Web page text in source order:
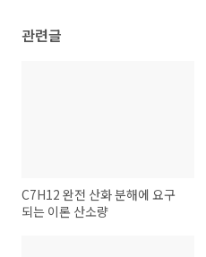
관련글
C7H12 완전 산화 분해에 요구
되는 이론 산소량